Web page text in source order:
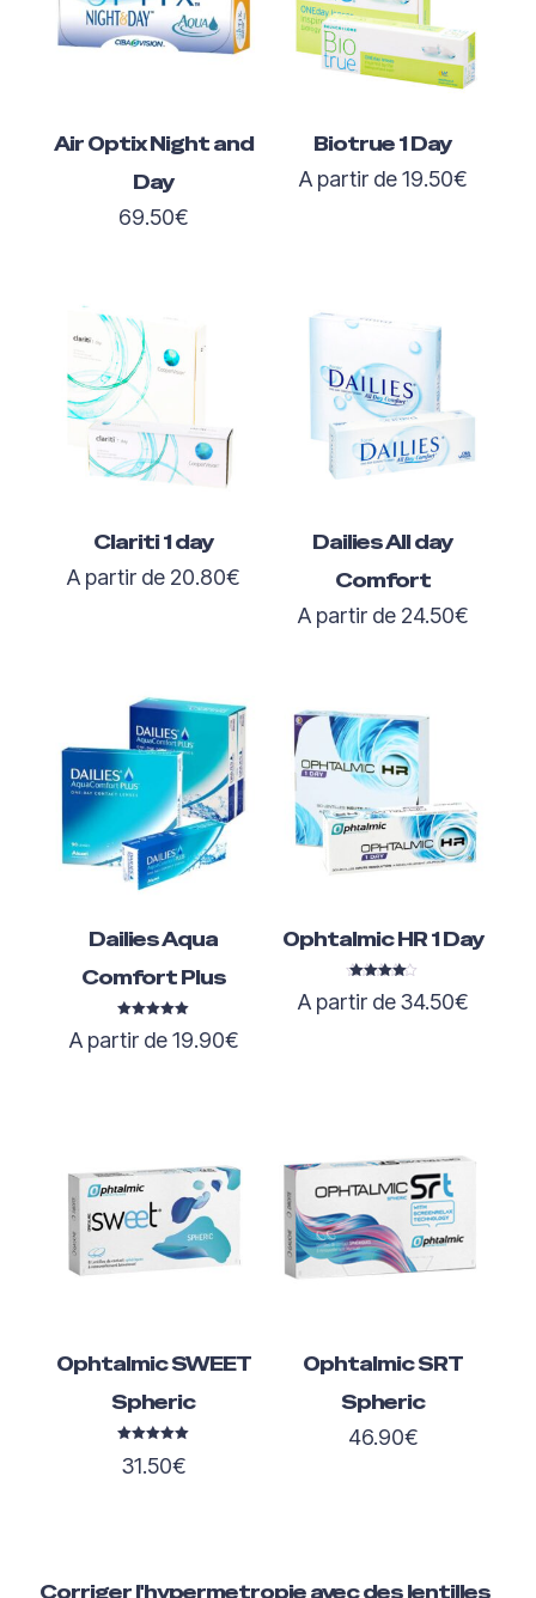
Air Optix Night and
Day
69.50€
Biotrue 1 Day
A partir de19.50€
Clariti 1 day
A partir de 20.80€
Dailies All day
Comfort
A partir de 24.50€
Dailies Aqua
Comfort Plus
5.00
A partir de19.90€
Ophtalmic HR 1 Day
4.50
A partir de34.50€
Ophtalmic SWEET
Spheric
5.00
31.50€
Ophtalmic SRT
Spheric
46.90€
Corriger l'hypermetropie avec des lentilles